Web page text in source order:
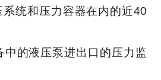
统和压力容器在内的近40
的液压泵进出口的压力监